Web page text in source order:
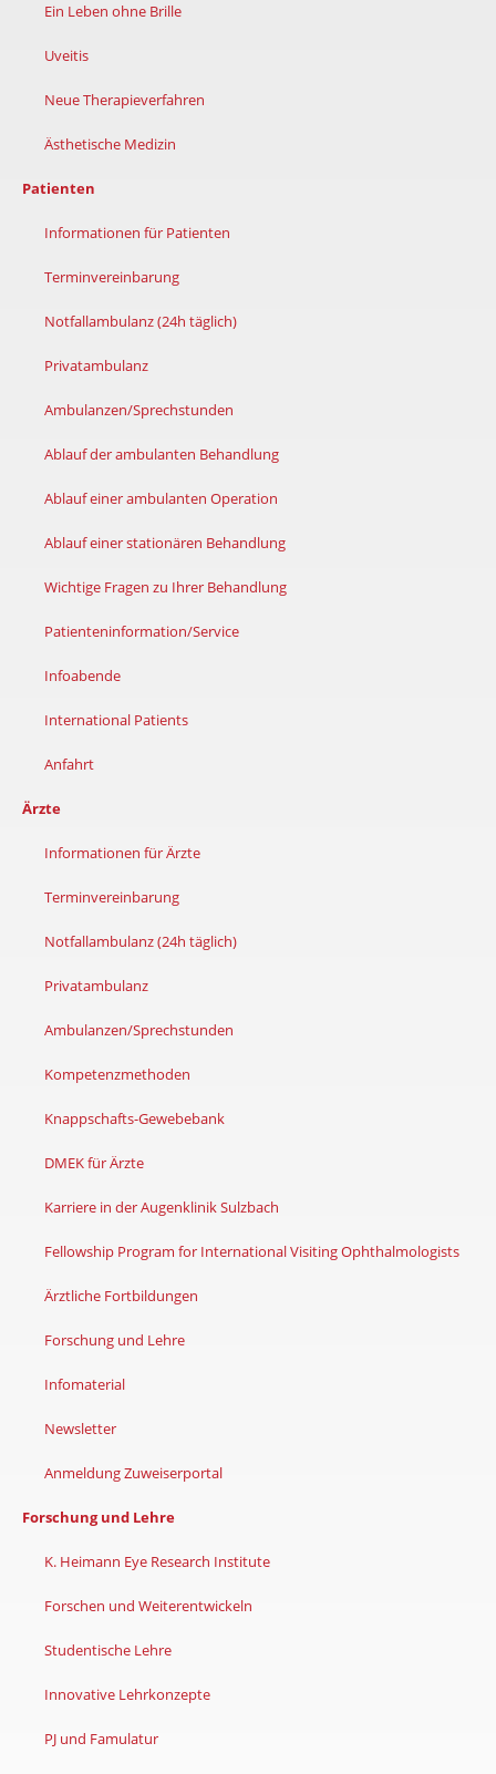
Ein Leben ohne Brille
Uveitis
Neue Therapieverfahren
Ästhetische Medizin
Patienten
Informationen für Patienten
Terminvereinbarung
Notfallambulanz (24h täglich)
Privatambulanz
Ambulanzen/Sprechstunden
Ablauf der ambulanten Behandlung
Ablauf einer ambulanten Operation
Ablauf einer stationären Behandlung
Wichtige Fragen zu Ihrer Behandlung
Patienteninformation/Service
Infoabende
International Patients
Anfahrt
Ärzte
Informationen für Ärzte
Terminvereinbarung
Notfallambulanz (24h täglich)
Privatambulanz
Ambulanzen/Sprechstunden
Kompetenzmethoden
Knappschafts-Gewebebank
DMEK für Ärzte
Karriere in der Augenklinik Sulzbach
Fellowship Program for International Visiting Ophthalmologists
Ärztliche Fortbildungen
Forschung und Lehre
Infomaterial
Newsletter
Anmeldung Zuweiserportal
Forschung und Lehre
K. Heimann Eye Research Institute
Forschen und Weiterentwickeln
Studentische Lehre
Innovative Lehrkonzepte
PJ und Famulatur